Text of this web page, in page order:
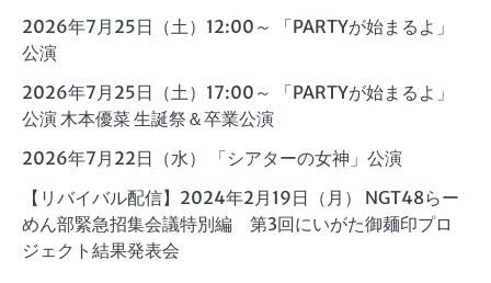
2026年7月25日（土）12:00～ 「PARTYが始まるよ」
公演
2026年7月25日（土）17:00～ 「PARTYが始まるよ」
公演 木本優菜 生誕祭＆卒業公演
2026年7月22日（水） 「シアターの女神」公演
【リバイバル配信】2024年2月19日（月） NGT48らー
めん部緊急招集会議特別編 第3回にいがた御麺印プロ
ジェクト結果発表会